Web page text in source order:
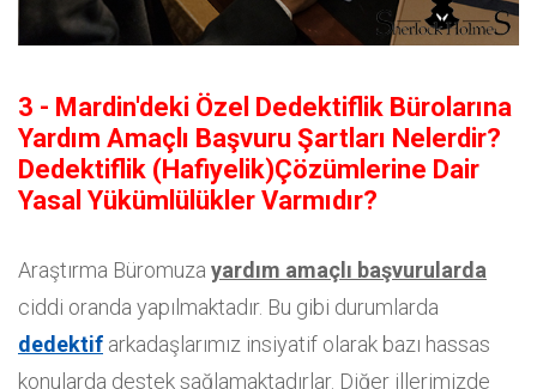
3 - Mardin'deki Özel Dedektiflik Bürolarına
Yardım Amaçlı Başvuru Şartları Nelerdir?
Dedektiflik (Hafiyelik)Çözümlerine Dair
Yasal Yükümlülükler Varmıdır?
Araştırma Büromuza yardım amaçlı başvurularda
ciddi oranda yapılmaktadır. Bu gibi durumlarda
dedektif arkadaşlarımız insiyatif olarak bazı hassas
konularda destek sağlamaktadırlar. Diğer illerimizde